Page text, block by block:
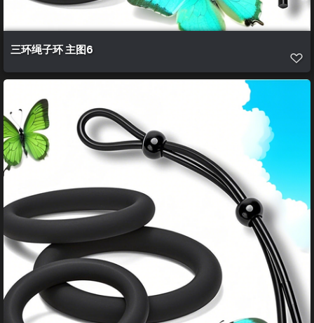
三环绳子环 主图6